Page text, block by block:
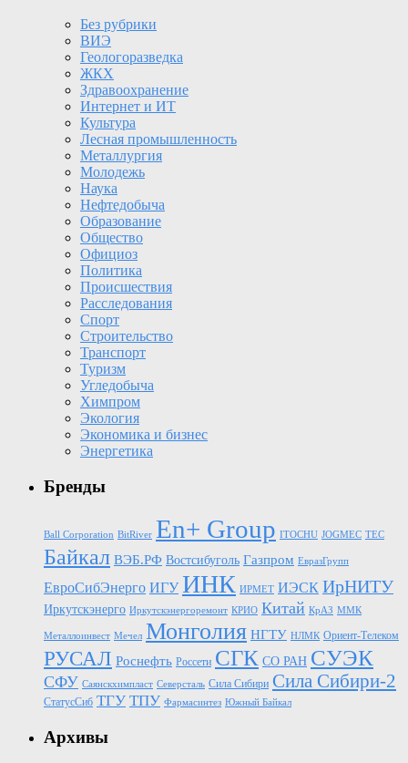
Без рубрики
ВИЭ
Геологоразведка
ЖКХ
Здравоохранение
Интернет и ИТ
Культура
Лесная промышленность
Металлургия
Молодежь
Наука
Нефтедобыча
Образование
Общество
Официоз
Политика
Происшествия
Расследования
Спорт
Строительство
Транспорт
Туризм
Угледобыча
Химпром
Экология
Экономика и бизнес
Энергетика
Бренды
Ball Corporation BitRiver En+ Group ITOCHU JOGMEC TEC
Байкал ВЭБ.РФ Востсибуголь Газпром ЕвразГрупп
ЕвроСибЭнерго ИГУ ИНК ИРМЕТ ИЭСК ИрНИТУ
Иркутскэнерго Иркутскэнергоремонт КРИО Китай КрАЗ ММК
Металлоинвест Мечел Монголия НГТУ НЛМК Ориент-Телеком
РУСАЛ Роснефть Россети СГК СО РАН СУЭК
СФУ Саянскхимпласт Северсталь Сила Сибири Сила Сибири-2
СтатусСиб ТГУ ТПУ Фармасинтез Южный Байкал
Архивы